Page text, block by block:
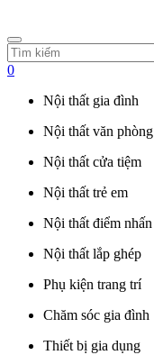
0
Nội thất gia đình
Nội thất văn phòng
Nội thất cửa tiệm
Nội thất trẻ em
Nội thất điểm nhấn
Nội thất lắp ghép
Phụ kiện trang trí
Chăm sóc gia đình
Thiết bị gia dụng